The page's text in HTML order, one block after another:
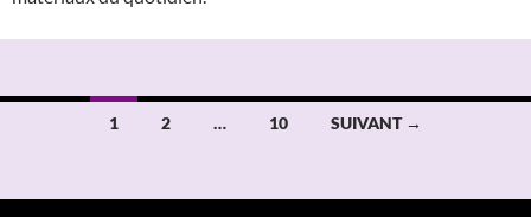
Navigation
articles
1 2 … 10 SUIVANT →